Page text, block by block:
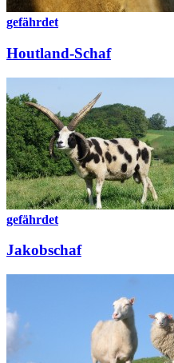
gefährdet
Houtland-Schaf
gefährdet
Jakobschaf